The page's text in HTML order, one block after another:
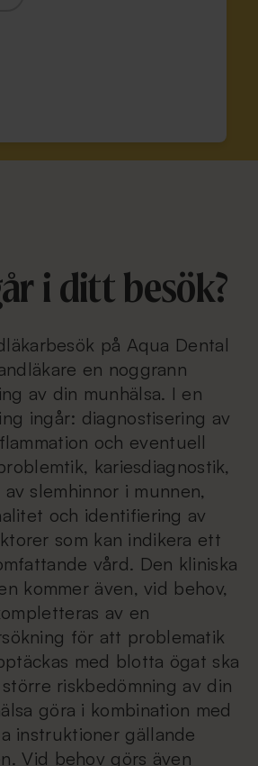
i ditt besök?
på Aqua Dental
en noggrann
av din munhälsa. I en
ingår: diagnostisering av
och eventuell
kariesdiagnostik,
slemhinnor i munnen,
och identifiering av
som kan indikera ett
vård. Den kliniska
kommer även, vid behov,
av en
för att problematik
med blotta ögat ska
riskbedömning av din
göra i kombination med
instruktioner gällande
Vid behov görs även